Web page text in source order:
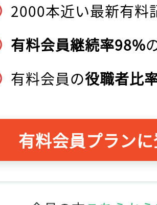
2000本近い最新有料
有料会員継続率98%
有料会員の役職者比
有料会員プラン